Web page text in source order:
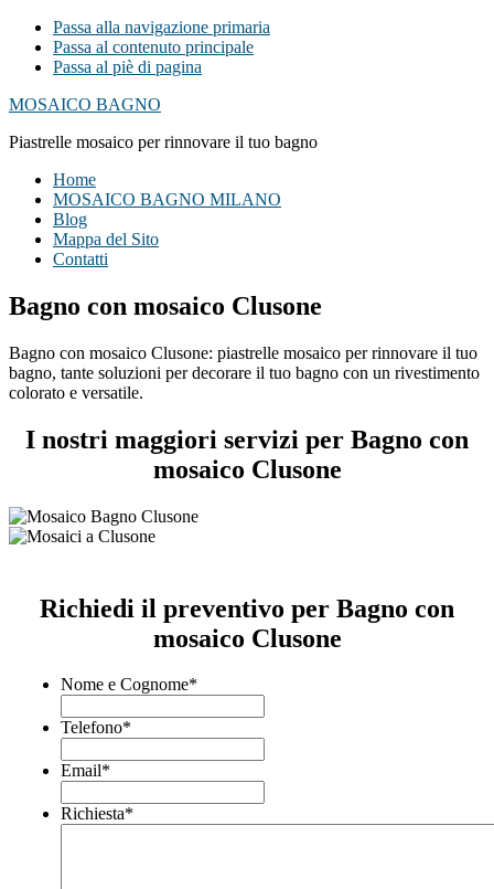
Passa alla navigazione primaria
Passa al contenuto principale
Passa al piè di pagina
MOSAICO BAGNO
Piastrelle mosaico per rinnovare il tuo bagno
Home
MOSAICO BAGNO MILANO
Blog
Mappa del Sito
Contatti
Bagno con mosaico Clusone
Bagno con mosaico Clusone: piastrelle mosaico per rinnovare il tuo
bagno, tante soluzioni per decorare il tuo bagno con un rivestimento
colorato e versatile.
I nostri maggiori servizi per Bagno con
mosaico Clusone
Richiedi il preventivo per Bagno con
mosaico Clusone
Nome e Cognome*
Telefono*
Email*
Richiesta*